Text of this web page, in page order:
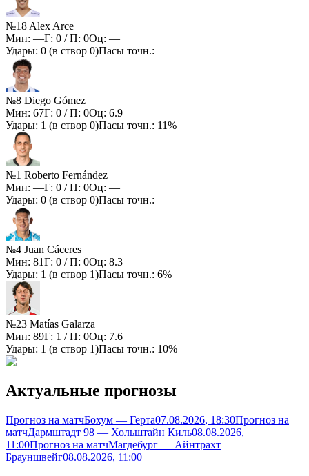
№18 Alex Arce
Мин: —Г: 0 / П: 0Оц: —
Удары: 0 (в створ 0)Пасы точн.: —
№8 Diego Gómez
Мин: 67Г: 0 / П: 0Оц: 6.9
Удары: 1 (в створ 0)Пасы точн.: 11%
№1 Roberto Fernández
Мин: —Г: 0 / П: 0Оц: —
Удары: 0 (в створ 0)Пасы точн.: —
№4 Juan Cáceres
Мин: 81Г: 0 / П: 0Оц: 8.3
Удары: 1 (в створ 1)Пасы точн.: 6%
№23 Matías Galarza
Мин: 89Г: 1 / П: 0Оц: 7.6
Удары: 1 (в створ 1)Пасы точн.: 10%
Актуальные прогнозы
Прогноз на матчБохум — Герта07.08.2026, 18:30Прогноз на
матчДармштадт 98 — Хольштайн Киль08.08.2026,
11:00Прогноз на матчМагдебург — Айнтрахт
Брауншвейг08.08.2026, 11:00